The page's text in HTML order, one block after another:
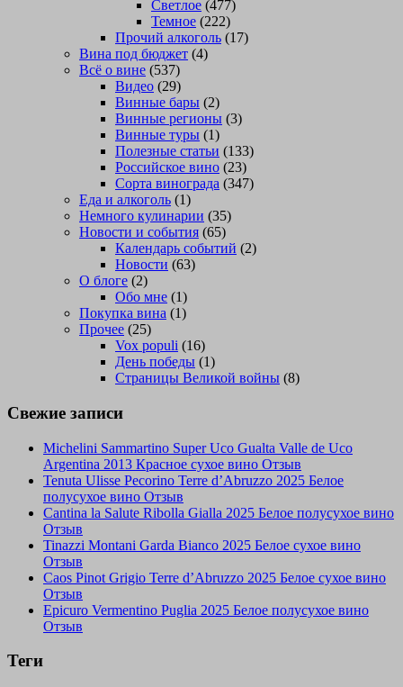
Светлое (477)
Темное (222)
Прочий алкоголь (17)
Вина под бюджет (4)
Всё о вине (537)
Видео (29)
Винные бары (2)
Винные регионы (3)
Винные туры (1)
Полезные статьи (133)
Российское вино (23)
Сорта винограда (347)
Еда и алкоголь (1)
Немного кулинарии (35)
Новости и события (65)
Календарь событий (2)
Новости (63)
О блоге (2)
Обо мне (1)
Покупка вина (1)
Прочее (25)
Vox populi (16)
День победы (1)
Страницы Великой войны (8)
Свежие записи
Michelini Sammartino Super Uco Gualta Valle de Uco
Argentina 2013 Красное сухое вино Отзыв
Tenuta Ulisse Pecorino Terre d’Abruzzo 2025 Белое
полусухое вино Отзыв
Cantina la Salute Ribolla Gialla 2025 Белое полусухое вино
Отзыв
Tinazzi Montani Garda Bianco 2025 Белое сухое вино
Отзыв
Caos Pinot Grigio Terre d’Abruzzo 2025 Белое сухое вино
Отзыв
Epicuro Vermentino Puglia 2025 Белое полусухое вино
Отзыв
Теги